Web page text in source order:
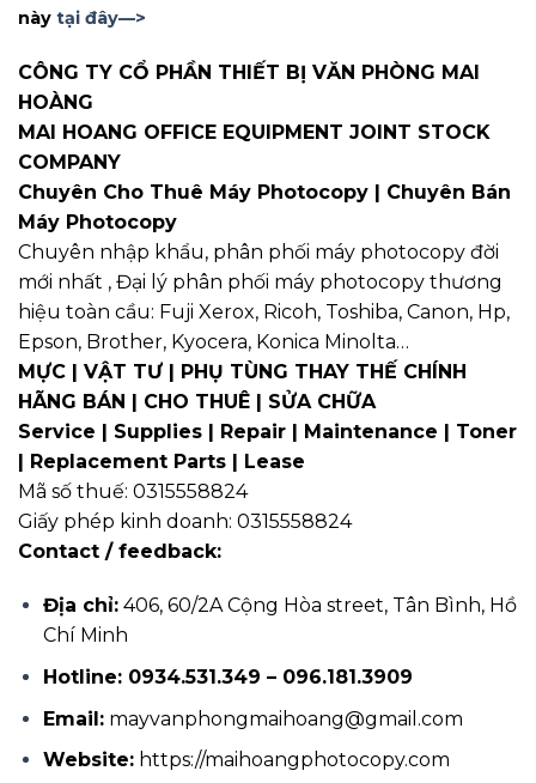
này tại đây—>
CÔNG TY CỔ PHẦN THIẾT BỊ VĂN PHÒNG MAI
HOÀNG
MAI HOANG OFFICE EQUIPMENT JOINT STOCK
COMPANY
Chuyên Cho Thuê Máy Photocopy | Chuyên Bán
Máy Photocopy
Chuyên nhập khẩu, phân phối máy photocopy đời
mới nhất , Đại lý phân phối máy photocopy thương
hiệu toàn cầu: Fuji Xerox, Ricoh, Toshiba, Canon, Hp,
Epson, Brother, Kyocera, Konica Minolta…
MỰC | VẬT TƯ | PHỤ TÙNG THAY THẾ CHÍNH
HÃNG BÁN | CHO THUÊ | SỬA CHỮA
Service | Supplies | Repair | Maintenance | Toner
| Replacement Parts | Lease
Mã số thuế: 0315558824
Giấy phép kinh doanh: 0315558824
Contact / feedback:
Địa chỉ:406, 60/2A Cộng Hòa street, Tân Bình, Hồ
Chí Minh
Hotline: 0934.531.349 – 096.181.3909
Email: mayvanphongmaihoang@gmail.com
Website: https://maihoangphotocopy.com